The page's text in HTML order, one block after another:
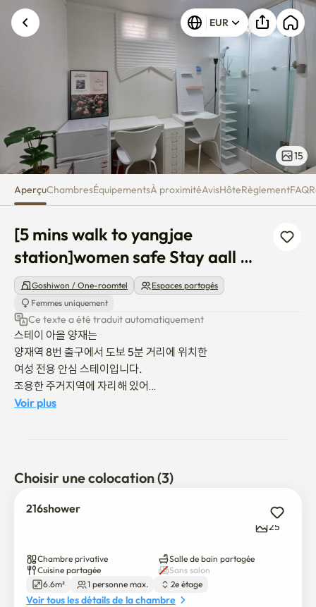
[5 mins walk to yangjae
EUR
15
AperçuChambresÉquipementsÀ proximitéAvisHôteRèglementFAQ
[5 mins walk to yangjae
station]women safe Stay aall
yanggae
Goshiwon / One-roomtel
Espaces partagés
Femmes uniquement
Ce texte a été traduit automatiquement
스테이 아올 양재는
양재역 8번 출구에서 도보 5분 거리에 위치한
여성 전용 안심 스테이입니다.
조용한 주거지역에 자리해 있어
하루의 끝을 편안하게 마무리할 수 있으며,
공용 공간 역시 항상 청결하게 관리됩니다.
장기 체류를 원하는 외국인 여성,
한국에서의 첫 생활을 시작하는 분들,
안전하고 조용한 환경을 찾는 분들께 특히 잘 어울리는 공간입니다.
집처럼 편안한 분위기를 함께 누릴 수 있는 곳,
여성만을 위한 따뜻한 스테이
스테이 아올 양재입니다.
Voir plus
Choisir une colocation (3)
216shower
25
Chambre privative
Salle de bain partagée
Cuisine partagée
Sans salon
6.6m²
1 personne max. 2e étage
Voir tous les détails de la chambre
Une erreur inconnue est survenue. Veuillez
réessayer.